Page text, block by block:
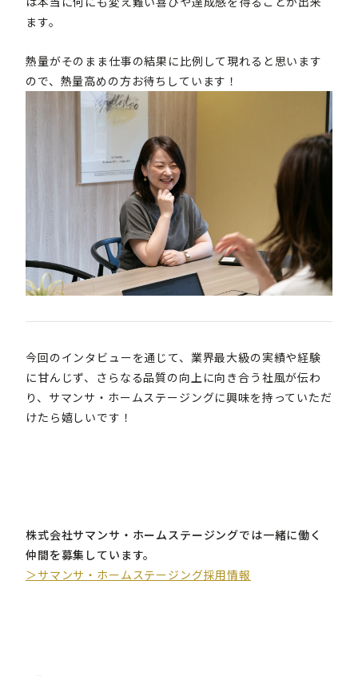
ます。
熱量がそのまま仕事の結果に比例して現れると思います
ので、熱量高めの方お待ちしています！
今回のインタビューを通じて、業界最大級の実績や経験
に甘んじず、さらなる品質の向上に向き合う社風が伝わ
り、サマンサ・ホームステージングに興味を持っていただ
けたら嬉しいです！
株式会社サマンサ・ホームステージングでは一緒に働く
仲間を募集しています。
＞サマンサ・ホームステージング採用情報